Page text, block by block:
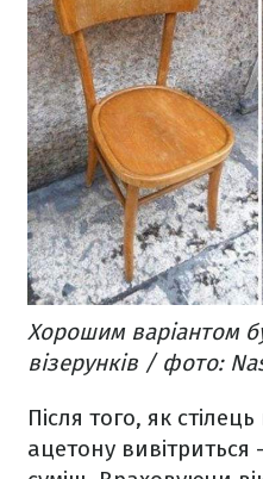
Хорошим варіантом
візерунків / фото:
Після того, як
ацетону вивітриться